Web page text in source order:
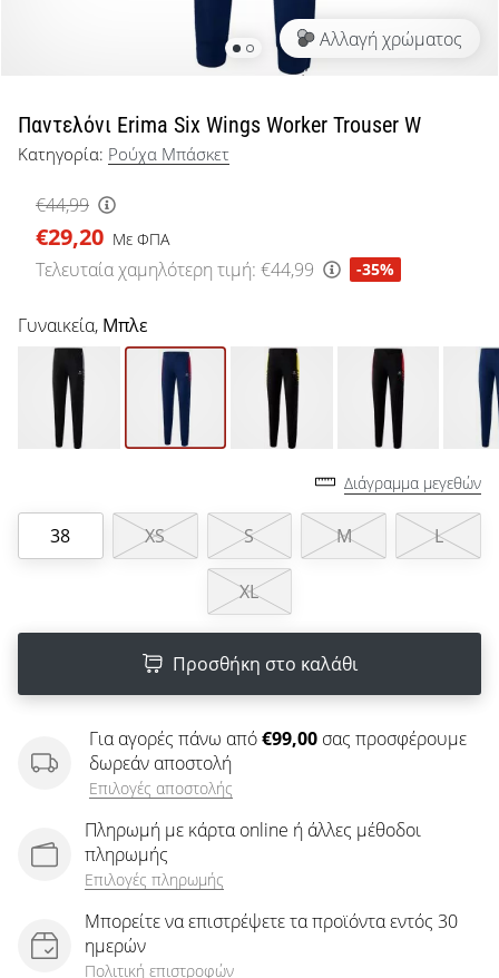
μπάσκετ
όπως
εμείς;
μαζί
μας
ως
πρεσβευτής
μάρκας
μας.
Εμφάνιση
άρθρων
Αλλαγή χρώματος
Παντελόνι Erima Six Wings Worker Trouser W
Κατηγορία: Ρούχα Μπάσκετ
€44,99
€29,20 Με ΦΠΑ
Τελευταία χαμηλότερη τιμή: €44,99 -35%
Γυναικεία, Μπλε
Διάγραμμα μεγεθών
38 XS S M L
XL
Προσθήκη στο καλάθι
Για αγορές πάνω από€99,00 σας προσφέρουμε
δωρεάν αποστολή
Επιλογές αποστολής
Πληρωμή με κάρτα online ή άλλες μέθοδοι
πληρωμής
Επιλογές πληρωμής
Μπορείτε να επιστρέψετε τα προϊόντα εντός 30
ημερών
Πολιτική επιστροφών